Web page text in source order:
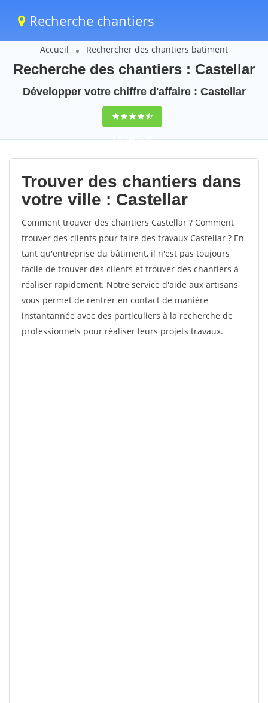
Recherche chantiers
Accueil Rechercher des chantiers batiment
Recherche des chantiers : Castellar
Développer votre chiffre d'affaire : Castellar
9,5(100%)40
votes
Trouver des chantiers dans
votre ville : Castellar
Comment trouver des chantiers Castellar ? Comment
trouver des clients pour faire des travaux Castellar ? En
tant qu'entreprise du bâtiment, il n'est pas toujours
facile de trouver des clients et trouver des chantiers à
réaliser rapidement. Notre service d'aide aux artisans
vous permet de rentrer en contact de manière
instantannée avec des particuliers à la recherche de
professionnels pour réaliser leurs projets travaux.